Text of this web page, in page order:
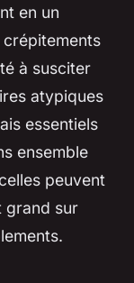
en un
crépitements
à susciter
atypiques
essentiels
ensemble
peuvent
grand sur